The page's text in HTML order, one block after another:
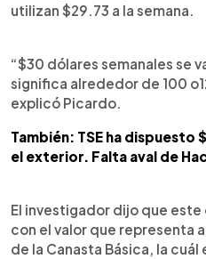
utilizan $29.73 a la semana.
“$30 dólares semanales se
significa alrededor de 100
explicó Picardo.
También: TSE ha
el exterior. Falta aval de
El investigador dijo que
con el valor que representa
de la Canasta Básica, la